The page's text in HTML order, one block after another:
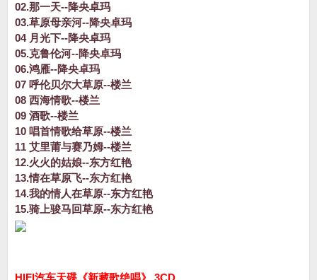
02.那一天--降央卓玛
03.草原母亲河--降央卓玛
04 月光下--降央卓玛
05.克鲁伦河--降央卓玛
06.鸿雁--降央卓玛
07 呼伦贝尔大草原--楼兰
08 西海情歌--楼兰
09 酒歌--楼兰
10 唱首情歌给草原--楼兰
11 艾里莆与赛乃姆--楼兰
12.火火的姑娘--东方红艳
13.情在草原飞--东方红艳
14.我的情人在草原--东方红艳
15.骑上骏马回草原--东方红艳
HIFI汽车天碟《新藏歌绝唱》 3CD